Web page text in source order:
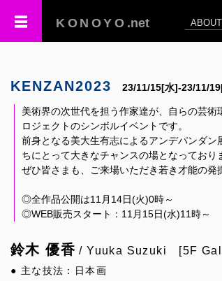
KONOYO .net ABOUT
KENZAN2023 23/11/15[水]-23/11/
美術界の次世代を担う作家達が、自らの芸
ロジェクトのシンボルイベントです。
前身となる美大生有志によるアンデパンダ
ちにとって大きなチャンスの場となっており
ぜひ皆さまも、ご来場いただき若き才能の発
◎全作品公開は11月14日(火)0時～
◎WEB販売スタート：11月15日(水)11時～
鈴木 優香 / Yuuka Suzuki [5F
● 主な技法：日本画